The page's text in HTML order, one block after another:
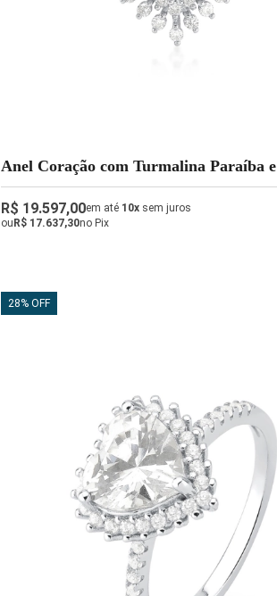
Anel Coração com Turmalina Paraíba e
Diamantes em Ouro Branco 18k | Alta
Joalheria
R$ 19.597,00em até 10x sem juros
ou R$ 17.637,30no Pix
28% OFF